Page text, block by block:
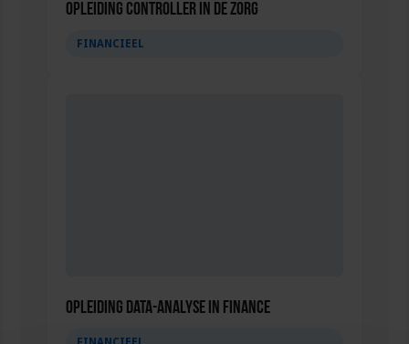
Opleiding Controller in de Zorg
FINANCIEEL
Opleiding Data-analyse in finance